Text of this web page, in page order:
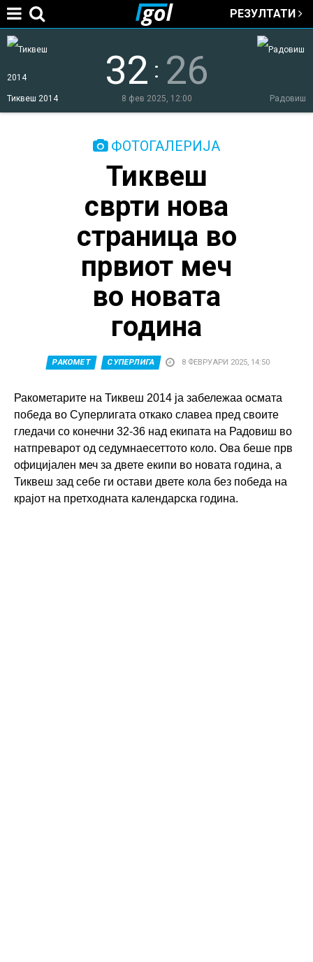
РЕЗУЛТАТИ
Тиквеш 2014 Радовиш
32 : 26
8 фев 2025, 12:00
ФОТОГАЛЕРИЈА
Тиквеш
сврти нова
страница во
првиот меч
во новата
година
РАКОМЕТ СУПЕРЛИГА 8 ФЕВРУАРИ 2025, 14:50
Ракометарите на Тиквеш 2014 ја забележаа осмата
победа во Суперлигата откако славеа пред своите
гледачи со конечни 32-36 над екипата на Радовиш во
натпреварот од седумнаесеттото коло. Ова беше прв
официјален меч за двете екипи во новата година, а
Тиквеш зад себе ги остави двете кола без победа на
крајот на претходната календарска година.